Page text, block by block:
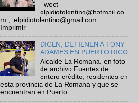
Tweet
elpidiotolentino@hotmail.co
m ; elpidiotolentino@gmail.com
Imprimir
DICEN, DETIENEN A TONY
ADAMES EN PUERTO RICO
Alcalde La Romana, en foto
de archivo Fuentes de
entero crédito, residentes en
esta provincia de La Romana y que se
encuentran en Puerto ...